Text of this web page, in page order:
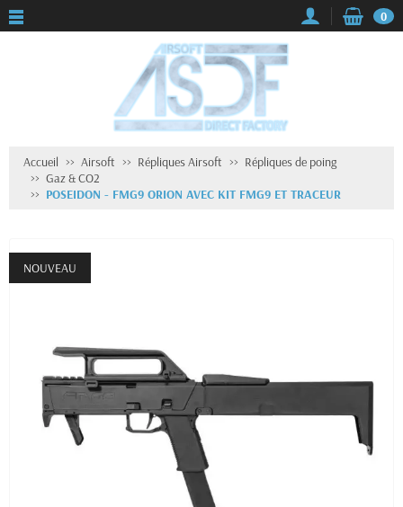
0
Accueil Airsoft Répliques Airsoft
Répliques de poing
Gaz & CO2
POSEIDON - FMG9 ORION AVEC KIT FMG9 ET TRACEUR
NOUVEAU